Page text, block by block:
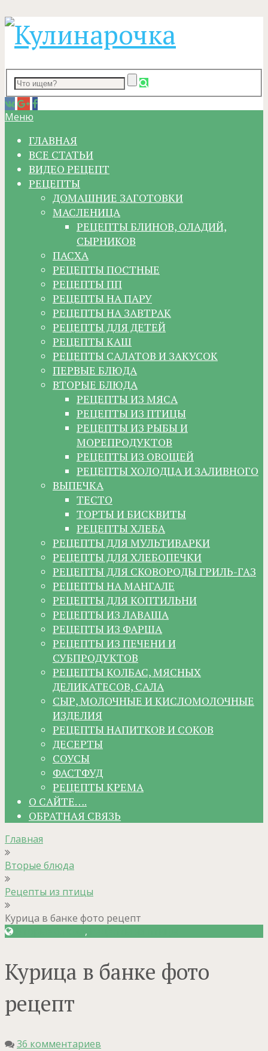
Меню
ГЛАВНАЯ
ВСЕ СТАТЬИ
ВИДЕО РЕЦЕПТ
РЕЦЕПТЫ
ДОМАШНИЕ ЗАГОТОВКИ
МАСЛЕНИЦА
РЕЦЕПТЫ БЛИНОВ, ОЛАДИЙ,
СЫРНИКОВ
ПАСХА
РЕЦЕПТЫ ПОСТНЫЕ
РЕЦЕПТЫ ПП
РЕЦЕПТЫ НА ПАРУ
РЕЦЕПТЫ НА ЗАВТРАК
РЕЦЕПТЫ ДЛЯ ДЕТЕЙ
РЕЦЕПТЫ КАШ
РЕЦЕПТЫ САЛАТОВ И ЗАКУСОК
ПЕРВЫЕ БЛЮДА
ВТОРЫЕ БЛЮДА
РЕЦЕПТЫ ИЗ МЯСА
РЕЦЕПТЫ ИЗ ПТИЦЫ
РЕЦЕПТЫ ИЗ РЫБЫ И
МОРЕПРОДУКТОВ
РЕЦЕПТЫ ИЗ ОВОЩЕЙ
РЕЦЕПТЫ ХОЛОДЦА И ЗАЛИВНОГО
ВЫПЕЧКА
ТЕСТО
ТОРТЫ И БИСКВИТЫ
РЕЦЕПТЫ ХЛЕБА
РЕЦЕПТЫ ДЛЯ МУЛЬТИВАРКИ
РЕЦЕПТЫ ДЛЯ ХЛЕБОПЕЧКИ
РЕЦЕПТЫ ДЛЯ СКОВОРОДЫ ГРИЛЬ-ГАЗ
РЕЦЕПТЫ НА МАНГАЛЕ
РЕЦЕПТЫ ДЛЯ КОПТИЛЬНИ
РЕЦЕПТЫ ИЗ ЛАВАША
РЕЦЕПТЫ ИЗ ФАРША
РЕЦЕПТЫ ИЗ ПЕЧЕНИ И
СУБПРОДУКТОВ
РЕЦЕПТЫ КОЛБАС, МЯСНЫХ
ДЕЛИКАТЕСОВ, САЛА
СЫР, МОЛОЧНЫЕ И КИСЛОМОЛОЧНЫЕ
ИЗДЕЛИЯ
РЕЦЕПТЫ НАПИТКОВ И СОКОВ
ДЕСЕРТЫ
СОУСЫ
ФАСТФУД
РЕЦЕПТЫ КРЕМА
О САЙТЕ….
ОБРАТНАЯ СВЯЗЬ
Главная
Вторые блюда
Рецепты из птицы
Курица в банке фото рецепт
,
Курица в банке фото
рецепт
36 комментариев